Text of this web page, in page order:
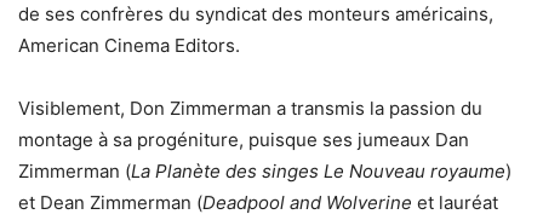
de ses confrères du syndicat des monteurs américains,
American Cinema Editors.
Visiblement, Don Zimmerman a transmis la passion du
montage à sa progéniture, puisque ses jumeaux Dan
Zimmerman (La Planète des singes Le Nouveau royaume)
et Dean Zimmerman (Deadpool and Wolverine et lauréat